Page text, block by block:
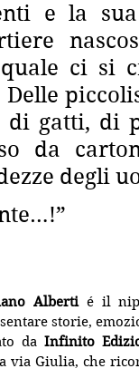
e la
ci si
di gatti, di
da
degli
Alberti é il
storie,
da Infinito
via Giulia, che